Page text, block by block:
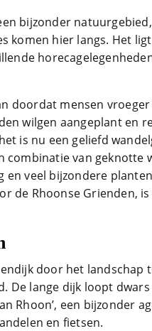
bijzonder
komen hier langs. Het
doordat mensen
wilgen aangeplant en
is nu een geliefd
combinatie van geknotte
veel bijzondere
de Rhoonse Grienden,
door het
De lange dijk loopt
Rhoon’, een bijzonder
en fietsen.